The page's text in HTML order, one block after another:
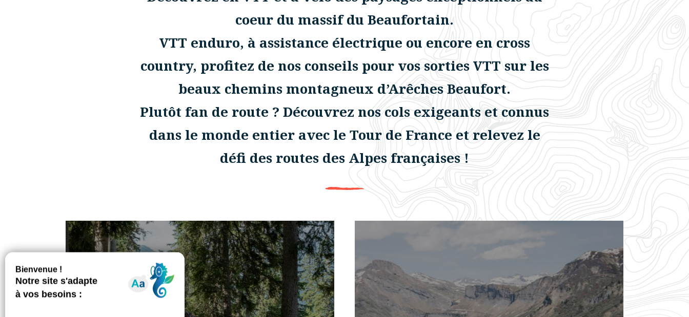
coeur du massif du Beaufortain.
VTT enduro, à assistance électrique ou encore en cross
country, profitez de nos conseils pour vos sorties VTT sur les
beaux chemins montagneux d’Arêches Beaufort.
Plutôt fan de route ? Découvrez nos cols exigeants et connus
dans le monde entier avec le Tour de France et relevez le
défi des routes des Alpes françaises !